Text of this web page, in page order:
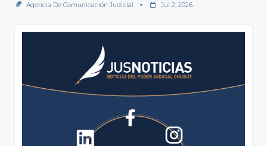
Agencia De Comunicación Judicial Jul 2, 2026